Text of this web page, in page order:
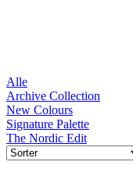
Alle
Archive Collection
New Colours
Signature Palette
The Nordic Edit